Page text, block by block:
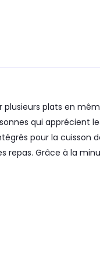
plats en
qui apprécient
pour la cuisson
repas. Grâce à la